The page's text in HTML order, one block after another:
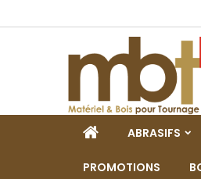
ACCUEILABRASIFS
PROMOTIONS